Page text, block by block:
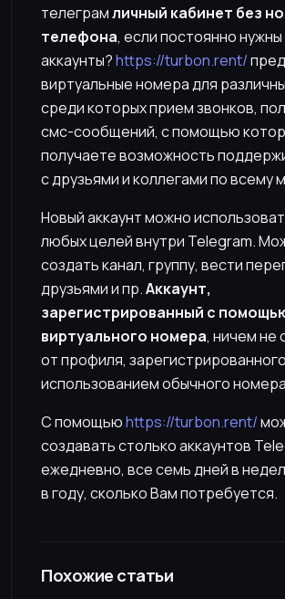
телеграмличный кабинет без
телефона, если постоянно
аккаунты?https://turbon.rent/
виртуальные номера для
среди которых прием звонков,
смс-сообщений, с помощью
получаете возможность
с друзьями и коллегами по всему
Новый аккаунт можно
любых целей внутри Telegram.
создать канал, группу, вести
друзьями и пр.Аккаунт,
зарегистрированный с
виртуального номера, ничем не
от профиля, зарегистрированного
использованием обычного
С помощьюhttps://turbon.rent/
создавать столько аккаунтов
ежедневно, все семь дней в
в году, сколько Вам потребуется.
Похожие статьи